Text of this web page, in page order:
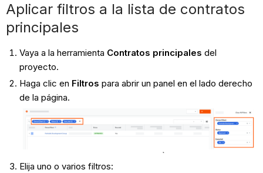
Aplicar filtros a la lista de contratos
principales
Vaya a la herramienta Contratos principales del
proyecto.
Haga clic en Filtros para abrir un panel en el lado derecho
de la página.
Elija uno o varios filtros: